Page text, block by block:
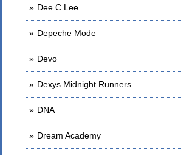
Dee.C.Lee
Depeche Mode
Devo
Dexys Midnight Runners
DNA
Dream Academy